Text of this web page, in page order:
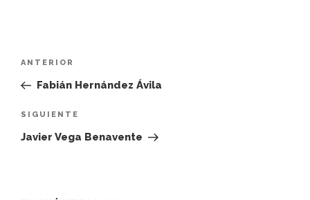
Navegación
entradas
Entrada
anterior:
ANTERIOR
Fabián Hernández Ávila
Siguiente
entrada
SIGUIENTE
Javier Vega Benavente